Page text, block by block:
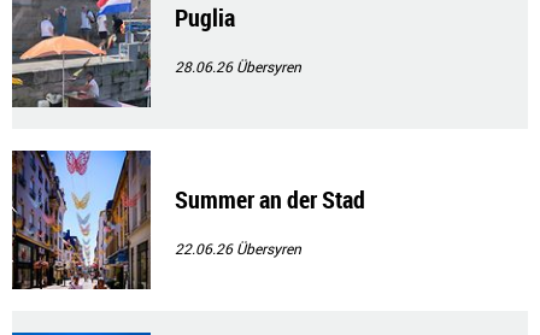
Puglia
28.06.26Übersyren
Summer an der Stad
22.06.26Übersyren